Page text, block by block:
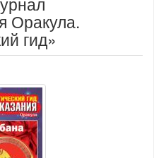
Оракула.
гид»